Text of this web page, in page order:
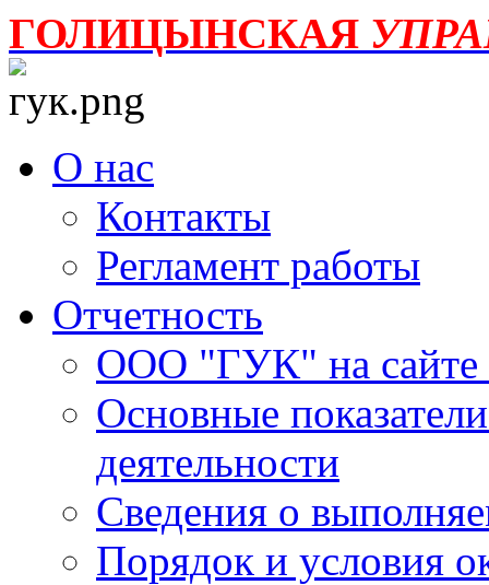
ГОЛИЦЫНСКАЯ
О нас
Контакты
Регламент работы
Отчетность
ООО "ГУК" на
Основные
деятельности
Сведения о
Порядок и условия